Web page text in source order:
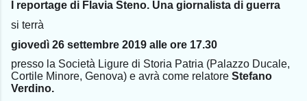
I reportage di Flavia Steno. Una giornalista di guerra
si terrà
giovedì 26 settembre 2019 alle ore 17.30
presso la Società Ligure di Storia Patria (Palazzo Ducale,
Cortile Minore, Genova) e avrà come relatore Stefano
Verdino.